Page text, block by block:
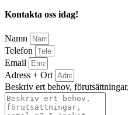
Kontakta oss idag!
Namn
Telefon
Email
Adress + Ort
Beskriv ert behov,